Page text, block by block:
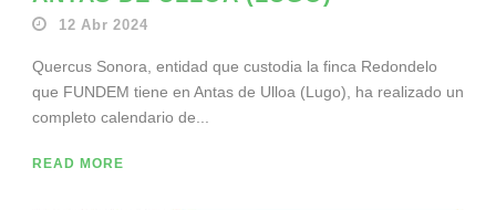
12 Abr 2024
Quercus Sonora, entidad que custodia la finca Redondelo
que FUNDEM tiene en Antas de Ulloa (Lugo), ha realizado un
completo calendario de...
READ MORE